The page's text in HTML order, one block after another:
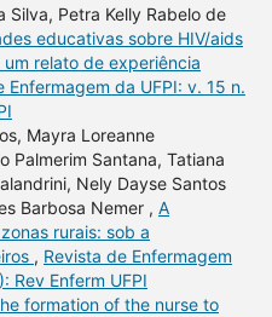
Silva, Petra Kelly Rabelo de
educativas sobre HIV/aids
relato de experiência
Enfermagem da UFPI: v. 15 n.
Mayra Loreanne
Palmerim Santana, Tatiana
Nely Dayse Santos
Barbosa Nemer , A
rurais: sob a
, Revista de Enfermagem
Rev Enferm UFPI
formation of the nurse to